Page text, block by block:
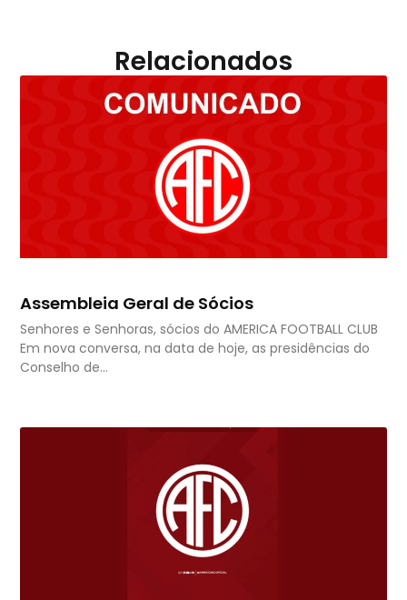
Relacionados
Assembleia Geral de Sócios
Senhores e Senhoras, sócios do AMERICA FOOTBALL CLUB
Em nova conversa, na data de hoje, as presidências do
Conselho de…